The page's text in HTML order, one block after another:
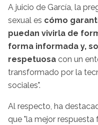
A juicio de García, la
sexual es cómo
puedan vivirla de
forma informada y,
respetuosa con un
transformado por la
sociales".
Al respecto, ha
que "la mejor